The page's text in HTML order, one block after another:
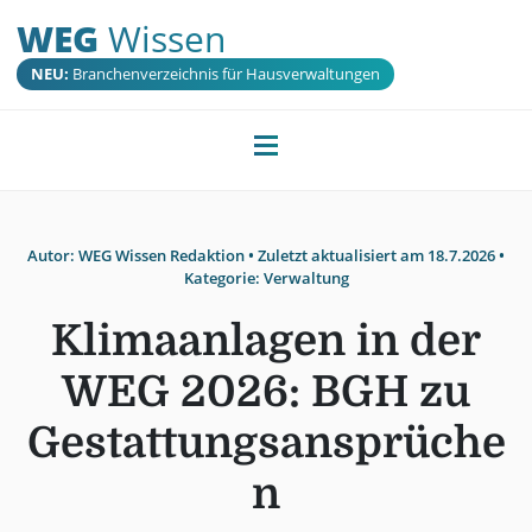
WEG Wissen
NEU: Branchenverzeichnis für Hausverwaltungen
Autor: WEG Wissen Redaktion• Zuletzt aktualisiert am 18.7.2026•
Kategorie: Verwaltung
Klimaanlagen in der
WEG 2026: BGH zu
Gestattungsansprüche
n